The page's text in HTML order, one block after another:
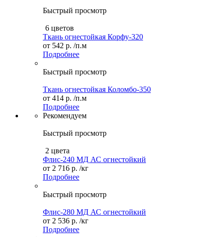
Быстрый просмотр
6 цветов
Ткань огнестойкая Корфу-320
от 542 р. /п.м
Подробнее
Быстрый просмотр
Ткань огнестойкая Коломбо-350
от 414 р. /п.м
Подробнее
Рекомендуем
Быстрый просмотр
2 цвета
Флис-240 МД АС огнестойкий
от 2 716 р. /кг
Подробнее
Быстрый просмотр
Флис-280 МД АС огнестойкий
от 2 536 р. /кг
Подробнее